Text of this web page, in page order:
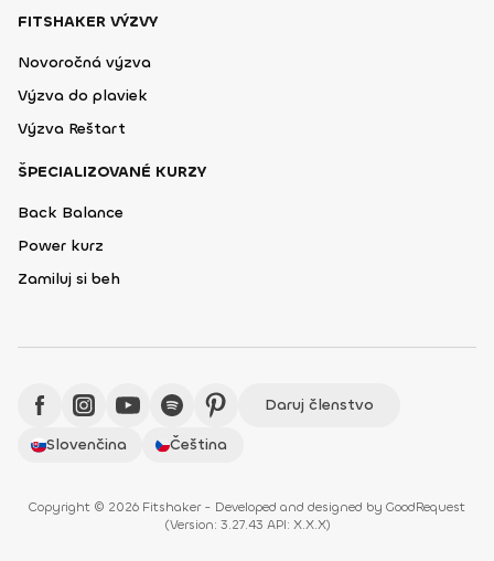
FITSHAKER VÝZVY
Novoročná výzva
Výzva do plaviek
Výzva Reštart
ŠPECIALIZOVANÉ KURZY
Back Balance
Power kurz
Zamiluj si beh
Daruj členstvo
Slovenčina
Čeština
Copyright © 2026 Fitshaker - Developed and designed by GoodRequest
(Version: 3.27.43 API: X.X.X)